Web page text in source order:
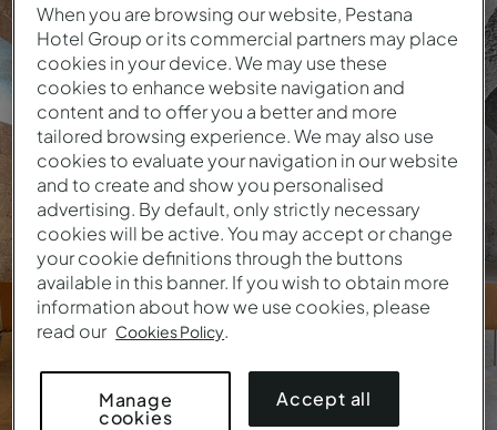
When you are browsing our website, Pestana
Hotel Group or its commercial partners may place
cookies in your device. We may use these
cookies to enhance website navigation and
content and to offer you a better and more
tailored browsing experience. We may also use
cookies to evaluate your navigation in our website
and to create and show you personalised
advertising. By default, only strictly necessary
cookies will be active. You may accept or change
your cookie definitions through the buttons
available in this banner. If you wish to obtain more
information about how we use cookies, please
read our Cookies Policy.
Accept all
Manage
cookies